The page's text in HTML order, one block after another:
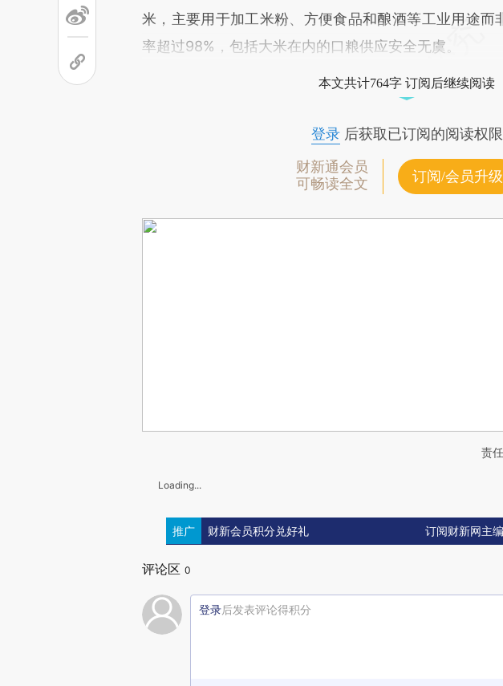
米，主要用于加工米粉、方便食品和酿酒等工业用途而
率超过98%，包括大米在内的口粮供应安全无虞。
本文共计764字 订阅后继续阅读
登录后获取已订阅的阅读权限
财新通会员
可畅读全文
订阅/会员升级
责
Loading...
推广 财新会员积分兑好礼 订阅财新网主
评论区 0
登录后发表评论得积分